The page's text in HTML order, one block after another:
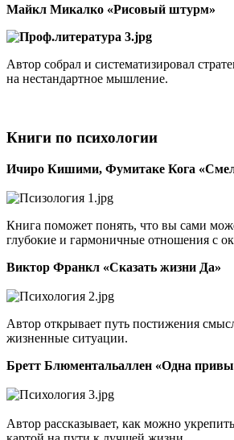
Майкл Микалко «Рисовый штурм»
Автор собрал и систематизировал
на нестандартное мышление.
Книги по психологии
Ичиро Кишими, Фумитаке Кога
Книга поможет понять, что вы сами
глубокие и гармоничные отношения с
Виктор Франкл «Сказать жизни Да»
Автор открывает путь постижения
жизненные ситуации.
Бретт Блюментальаллен «Одна
Автор рассказывает, как можно